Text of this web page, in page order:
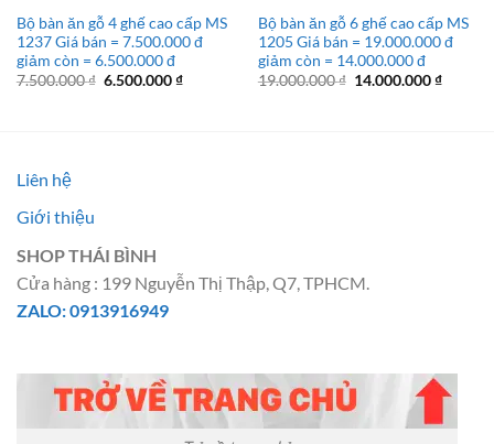
Bộ bàn ăn gỗ 4 ghế cao cấp MS
1237 Giá bán = 7.500.000 đ
giảm còn = 6.500.000 đ
7.500.000₫ Giá
6.500.000₫Giá
Bộ bàn ăn gỗ 6 ghế cao cấp MS
1205 Giá bán = 19.000.000 đ
giảm còn = 14.000.000 đ
19.000.000₫ Giá
14.000.000₫Giá
Liên hệ
Giới thiệu
SHOP THÁI BÌNH
Cửa hàng : 199 Nguyễn Thị Thập, Q7, TPHCM.
ZALO: 0913916949